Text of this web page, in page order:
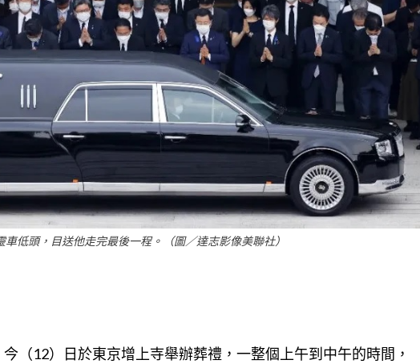
車低頭，目送他走完最後一程。（圖／達志影像美聯社）
（12）日於東京增上寺舉辦葬禮，一整個上午到中午的時間，